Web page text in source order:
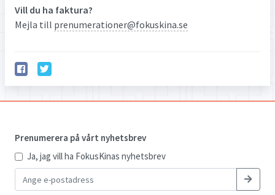
Vill du ha faktura?
Mejla till prenumerationer@fokuskina.se
Prenumerera på vårt nyhetsbrev
Ja, jag vill ha FokusKinas nyhetsbrev